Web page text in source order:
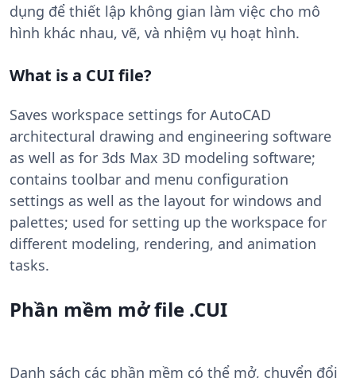
dụng để thiết lập không gian làm việc cho mô
hình khác nhau, vẽ, và nhiệm vụ hoạt hình.
What is a CUI file?
Saves workspace settings for AutoCAD
architectural drawing and engineering software
as well as for 3ds Max 3D modeling software;
contains toolbar and menu configuration
settings as well as the layout for windows and
palettes; used for setting up the workspace for
different modeling, rendering, and animation
tasks.
Phần mềm mở file .CUI
Danh sách các phần mềm có thể mở, chuyển đổi